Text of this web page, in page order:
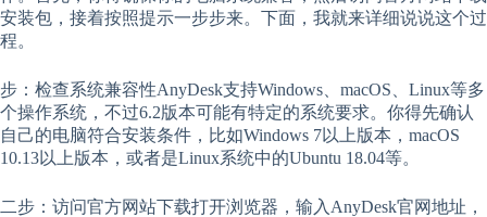
安装包，接着按照提示一步步来。下面，我就来详细说说这个过
程。
步：检查系统兼容性AnyDesk支持Windows、macOS、Linux等多
个操作系统，不过6.2版本可能有特定的系统要求。你得先确认
自己的电脑符合安装条件，比如Windows 7以上版本，macOS
10.13以上版本，或者是Linux系统中的Ubuntu 18.04等。
二步：访问官方网站下载打开浏览器，输入AnyDesk官网地址，